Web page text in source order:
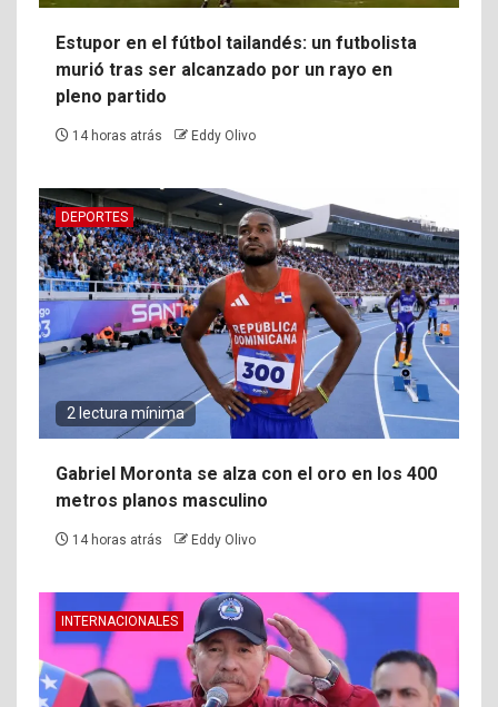
Estupor en el fútbol tailandés: un futbolista
murió tras ser alcanzado por un rayo en
pleno partido
14 horas atrás Eddy Olivo
DEPORTES
2 lectura mínima
Gabriel Moronta se alza con el oro en los 400
metros planos masculino
14 horas atrás Eddy Olivo
INTERNACIONALES